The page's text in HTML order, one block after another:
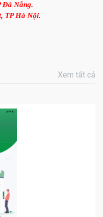
Đà Nẵng.
TP Hà Nội.
Xem tất cả